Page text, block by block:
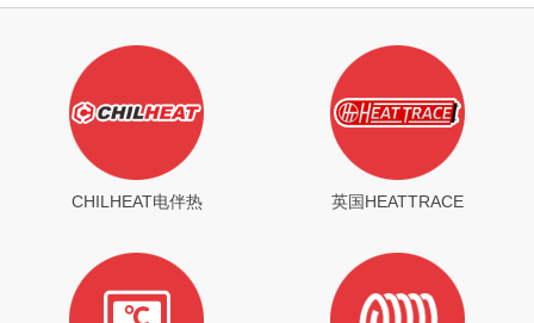
CHILHEAT电伴热 英国HEATTRACE